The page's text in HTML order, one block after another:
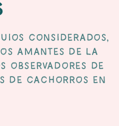
considerados,
amantes de la
observadores de
de cachorros en